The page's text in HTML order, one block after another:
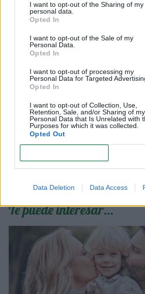
I want to opt-out of the Sharing of my
personal data.
Opted In
I want to opt-out of the Sale of my
Personal Data.
Opted In
I want to opt-out of processing my
Personal Data for Targeted
Opted In
I want to opt-out of Collection, Use,
Retention, Sale, and/or Sharing of my
Personal Data that Is Unrelated with
Purposes for which it was collected.
Opted Out
Data Deletion Data Access
extra, y que vamos a tener que
cuatro personas pequeñas, cuya
depender de nosotros, así como
psicológico.
Tania García
Especialista en educación
Creadora de Educación
Fundadora de Edurespeta
Te puede interesar…